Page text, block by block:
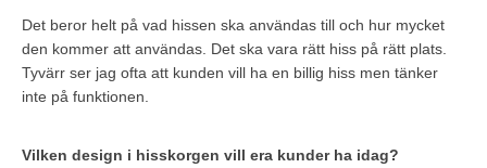
Det beror helt på vad hissen ska användas till och hur mycket
den kommer att användas. Det ska vara rätt hiss på rätt plats.
Tyvärr ser jag ofta att kunden vill ha en billig hiss men tänker
inte på funktionen.
Vilken design i hisskorgen vill era kunder ha idag?